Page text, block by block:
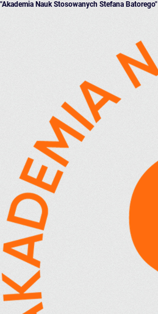
"Akademia Nauk Stosowanych Stefana Batorego"